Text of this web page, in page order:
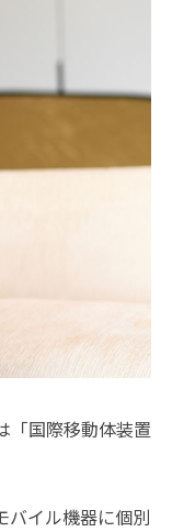
国際移動体装置
バイル機器に個別